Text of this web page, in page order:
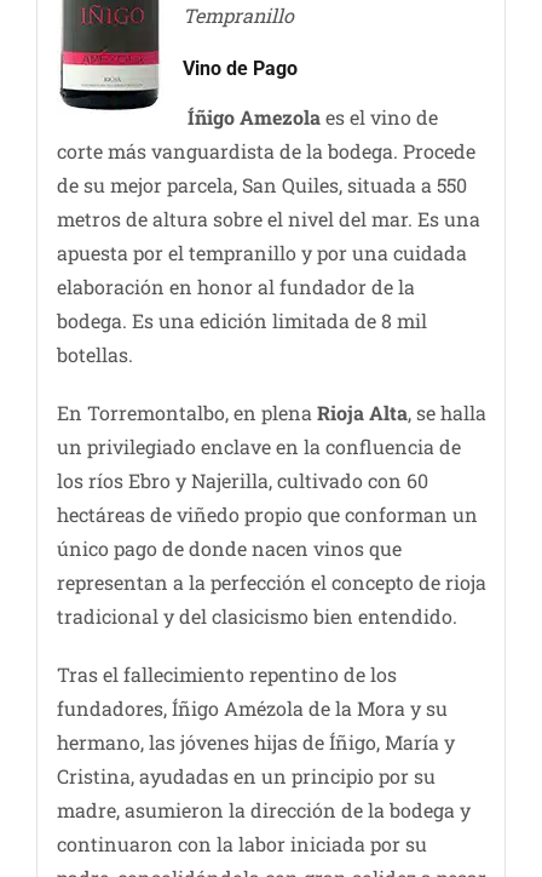
Tempranillo
Vino de Pago
Íñigo Amezolaes el vino de
corte más vanguardista de la bodega. Procede
de su mejor parcela, San Quiles, situada a 550
metros de altura sobre el nivel del mar. Es una
apuesta por el tempranillo y por una cuidada
elaboración en honor al fundador de la
bodega. Es una edición limitada de 8 mil
botellas.
En Torremontalbo, en plenaRioja Alta, se halla
un privilegiado enclave en la confluencia de
los ríos Ebro y Najerilla, cultivado con 60
hectáreas de viñedo propio que conforman un
único pago de donde nacen vinos que
representan a la perfección el concepto de rioja
tradicional y del clasicismo bien entendido.
Tras el fallecimiento repentino de los
fundadores, Íñigo Amézola de la Mora y su
hermano, las jóvenes hijas de Íñigo, María y
Cristina, ayudadas en un principio por su
madre, asumieron la dirección de la bodega y
continuaron con la labor iniciada por su